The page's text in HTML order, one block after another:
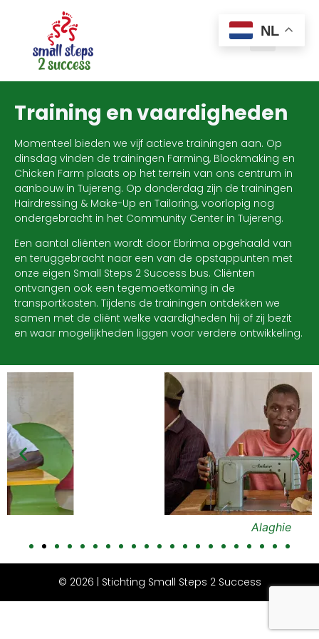
Training en vaardigheden
Momenteel bieden we vijf actieve trainingen aan. Op
dinsdag vinden de trainingen Farming, Blockmaking en
Chicken Farm plaats op het terrein van ons centrum in
aanbouw in Tujereng. Op donderdag zijn de trainingen
Hairdressing & Make-Up en Tailoring, voorlopig nog
ondergebracht in het Community Center in Tujereng.
Een aantal cliënten wordt door Ebrima opgehaald van
en teruggebracht naar een van de opstappunten met
onze eigen Small Steps 2 Success bus. Cliënten
ontvangen ook een tegemoetkoming in de
transportkosten. Tijdens de trainingen ontdekken we
samen met de cliënt welke vaardigheden hij of zij bezit
en waar mogelijkheden liggen voor verdere ontwikkeling.
© 2026 | Stichting Small Steps 2 Success
NL